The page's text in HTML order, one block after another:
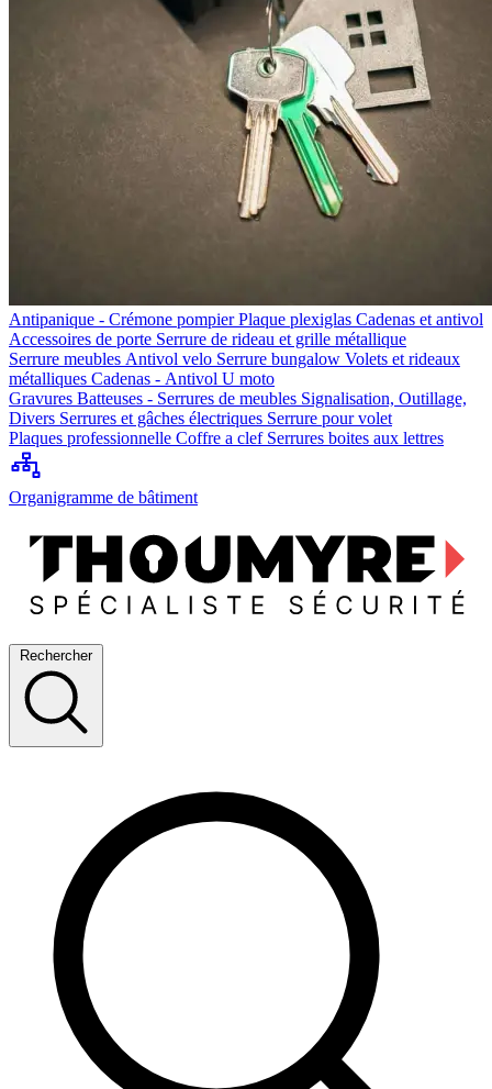
Antipanique - Crémone pompierPlaque plexiglas Cadenas et antivol
Accessoires de porte Serrure de rideau et grille métallique
Serrure meubles Antivol velo Serrure bungalow Volets et rideaux
métalliques Cadenas - Antivol U moto
Gravures Batteuses - Serrures de meubles Signalisation, Outillage,
Divers Serrures et gâches électriques Serrure pour volet
Plaques professionnelle Coffre a clef Serrures boites aux lettres
Organigramme de bâtiment
Rechercher